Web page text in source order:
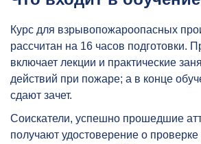
Курс для взрывопожароопасных
рассчитан на 16 часов подготовки.
включает лекции и практические
действий при пожаре; а в конце
сдают зачет.
Соискатели, успешно прошедшие
получают удостоверение о проверке